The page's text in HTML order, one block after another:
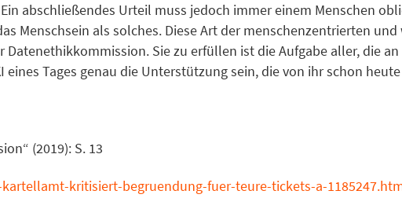
abschließendes Urteil muss jedoch immer einem Menschen
Menschsein als solches. Diese Art der menschenzentrierten
Sie zu erfüllen ist die Aufgabe aller, die
Tages genau die Unterstützung sein, die von ihr schon
(2019): S. 13
kritisiert-begruendung-fuer-teure-tickets-a-